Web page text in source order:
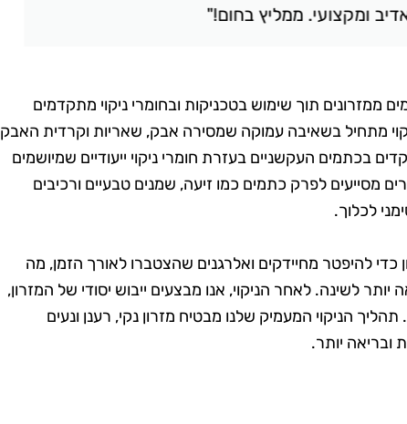
ומקצועי. ממליץ בחום!"
ממזרונים תוך שימוש בטכניקות ובחומרי ניקוי מתקדמים
מתחיל בשאיבה עמוקה שמסירה אבק, שאריות וקרדית האבק
בכתמים העקשניים בעזרת חומרי ניקוי ייעודיים שמיושמים
מסייעים לפרק כתמים כמו זיעה, שמנים טבעיים ורכיבים
לכלוך.
כדי להיפטר מחיידקים ואלרגנים שהצטברו לאורך הזמן, מה
לשינה. לאחר הניקוי, אנו מבצעים ייבוש יסודי של המזרון,
הניקוי המעמיק שלנו מבטיח מזרון נקי, רענן ונעים
ובריאה יותר.